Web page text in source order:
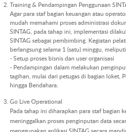
Training & Pendampingan Penggunaan
Agar para staf bagian keuangan atau
mudah memahami proses administrasi
SINTAG, pada tahap ini, implementasi
SINTAG sebagai pembimbing. Kegiatan
berlangsung selama 1 (satu) minggu,
- Setup proses bisnis dan user organisasi
- Pendampingan dalam melakukan
tagihan, mulai dari petugas di bagian loket,
hingga Bendahara.
Go Live Operational
Pada tahap ini diharapkan para staf bagian
meninggalkan proses penginputan data